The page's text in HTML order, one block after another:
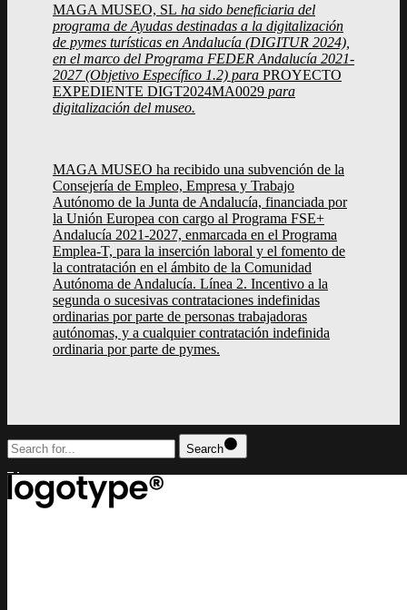
MAGA MUSEO, SL ha sido beneficiaria del
programa de Ayudas destinadas a la digitalización
de pymes turísticas en Andalucía (DIGITUR 2024),
en el marco del Programa FEDER Andalucía 2021-
2027 (Objetivo Específico 1.2) para PROYECTO
EXPEDIENTE DIGT2024MA0029 para
digitalización del museo.
MAGA MUSEO ha recibido una subvención de la
Consejería de Empleo, Empresa y Trabajo
Autónomo de la Junta de Andalucía, financiada por
la Unión Europea con cargo al Programa FSE+
Andalucía 2021-2027, enmarcada en el Programa
Emplea-T, para la inserción laboral y el fomento de
la contratación en el ámbito de la Comunidad
Autónoma de Andalucía. Línea 2. Incentivo a la
segunda o sucesivas contrataciones indefinidas
ordinarias por parte de personas trabajadoras
autónomas, y a cualquier contratación indefinida
ordinaria por parte de pymes.
Search